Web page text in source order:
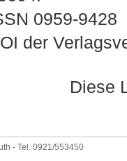
0959-9428
der
Diese
- Tel. 0921/553450